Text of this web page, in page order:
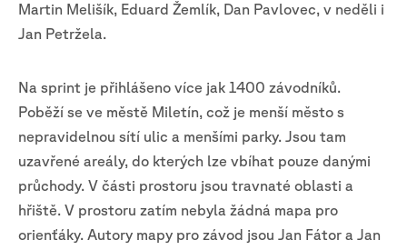
Martin Melišík, Eduard Žemlík, Dan Pavlovec, v neděli i
Jan Petržela.
Na sprint je přihlášeno více jak 1400 závodníků.
Poběží se ve městě Miletín, což je menší město s
nepravidelnou sítí ulic a menšími parky. Jsou tam
uzavřené areály, do kterých lze vbíhat pouze danými
průchody. V části prostoru jsou travnaté oblasti a
hřiště. V prostoru zatím nebyla žádná mapa pro
orienťáky. Autory mapy pro závod jsou Jan Fátor a Jan